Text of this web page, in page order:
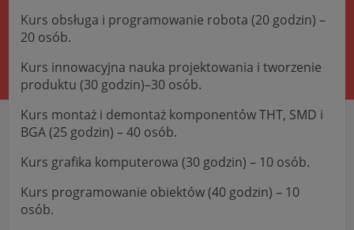
Kurs obsługa i programowanie robota (20 godzin) –
20 osób.
Kurs innowacyjna nauka projektowania i tworzenie
produktu (30 godzin)–30 osób.
Kurs montaż i demontaż komponentów THT, SMD i
BGA (25 godzin) – 40 osób.
Kurs grafika komputerowa (30 godzin) – 10 osób.
Kurs programowanie obiektów (40 godzin) – 10
osób.